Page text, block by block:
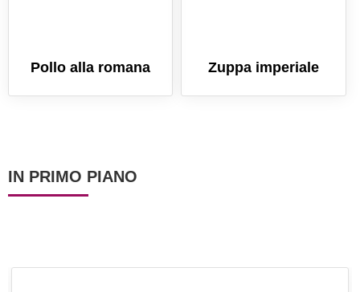
Pollo alla romana Zuppa imperiale
IN PRIMO PIANO